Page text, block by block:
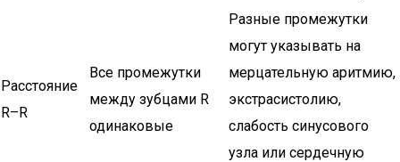
Расстояние
R–R
Все промежутки
между зубцами R
одинаковые
Разные промежутки
могут указывать на
мерцательную аритмию,
экстрасистолию,
слабость синусового
узла или сердечную